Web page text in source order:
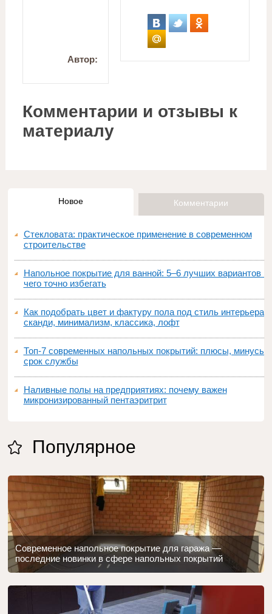
Автор:
Комментарии и отзывы к
материалу
Новое Комментарии
Стекловата: практическое применение в современном
строительстве
Напольное покрытие для ванной: 5–6 лучших вариантов и
чего точно избегать
Как подобрать цвет и фактуру пола под стиль интерьера:
сканди, минимализм, классика, лофт
Топ‑7 современных напольных покрытий: плюсы, минусы,
срок службы
Наливные полы на предприятиях: почему важен
микронизированный пентаэритрит
Популярное
Современное напольное покрытие для гаража —
последние новинки в сфере напольных покрытий